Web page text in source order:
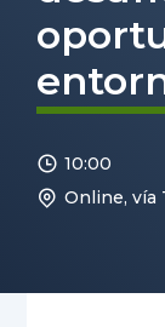
10:00
Online, vía